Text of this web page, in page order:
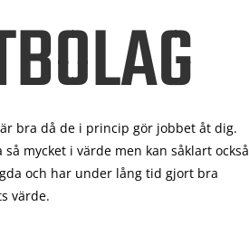
bra då de i princip gör jobbet åt dig.
mycket i värde men kan såklart också
och har under lång tid gjort bra
värde.